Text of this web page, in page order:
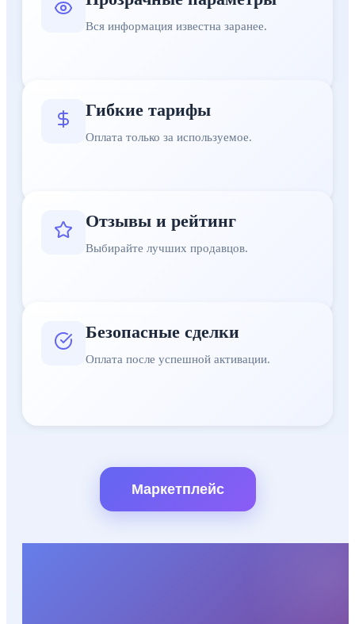
Вся информация известна заранее.
Гибкие тарифы
Оплата только за используемое.
Отзывы и рейтинг
Выбирайте лучших продавцов.
Безопасные сделки
Оплата после успешной активации.
Маркетплейс